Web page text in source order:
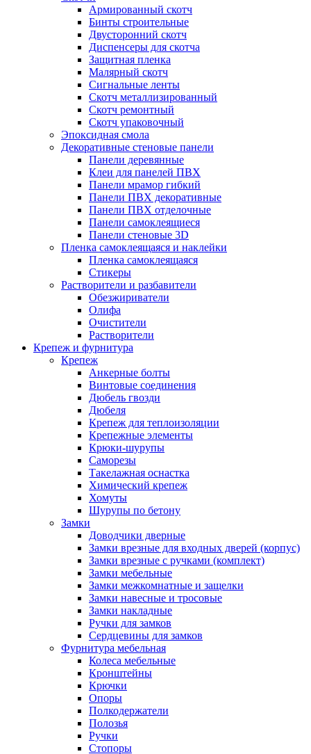
Армированный скотч
Бинты строительные
Двусторонний скотч
Диспенсеры для скотча
Защитная пленка
Малярный скотч
Сигнальные ленты
Скотч металлизированный
Скотч ремонтный
Скотч упаковочный
Эпоксидная смола
Декоративные стеновые панели
Панели деревянные
Клеи для панелей ПВХ
Панели мрамор гибкий
Панели ПВХ декоративные
Панели ПВХ отделочные
Панели самоклеящиеся
Панели стеновые 3D
Пленка самоклеящаяся и наклейки
Пленка самоклеящаяся
Стикеры
Растворители и разбавители
Обезжириватели
Олифа
Очистители
Растворители
Крепеж и фурнитура
Крепеж
Анкерные болты
Винтовые соединения
Дюбель гвозди
Дюбеля
Крепеж для теплоизоляции
Крепежные элементы
Крюки-шурупы
Саморезы
Такелажная оснастка
Химический крепеж
Хомуты
Шурупы по бетону
Замки
Доводчики дверные
Замки врезные для входных дверей (корпус)
Замки врезные с ручками (комплект)
Замки мебельные
Замки межкомнатные и защелки
Замки навесные и тросовые
Замки накладные
Ручки для замков
Сердцевины для замков
Фурнитура мебельная
Колеса мебельные
Кронштейны
Крючки
Опоры
Полкодержатели
Полозья
Ручки
Стопоры